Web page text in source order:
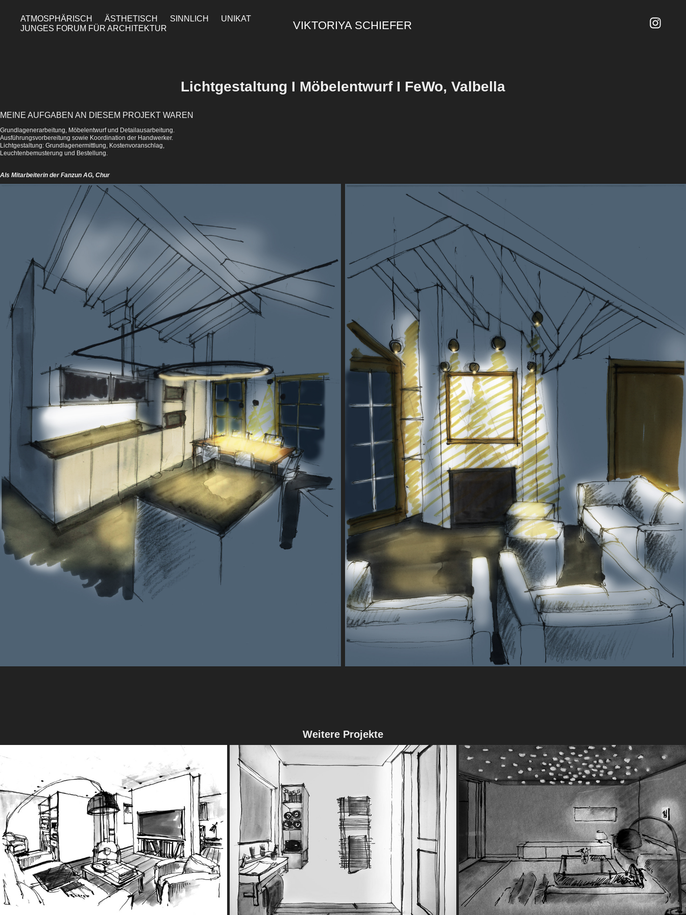
ATMOSPHÄRISCH ÄSTHETISCH SINNLICH
UNIKAT
JUNGES FORUM FÜR ARCHITEKTUR
VIKTORIYA SCHIEFER
Lichtgestaltung I Möbelentwurf I FeWo, Valbella
MEINE AUFGABEN AN DIESEM PROJEKT WAREN
Grundlagenerarbeitung, Möbelentwurf und Detailausarbeitung.
Ausführungsvorbereitung sowie Koordination der Handwerker.
Lichtgestaltung: Grundlagenermittlung, Kostenvoranschlag,
Leuchtenbemusterung und Bestellung.
Als Mitarbeiterin der Fanzun AG, Chur
Weitere Projekte
Innenarchitektur I Umbau I Hotel
Montana, Samnaun
Innenarchitektur I Umbau I Wohnhaus
Palancon, Chur
Lichtgestaltung I Umbau I Private
Wohnung, Winterthur